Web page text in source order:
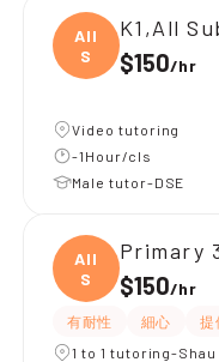
All
S
K1,All
$150/hr
Video tutoring
-1Hour/cls
Male tutor-DSE
All
S
Primary
$150/hr
有耐性 細心 提
1 to 1 tutoring-Shau